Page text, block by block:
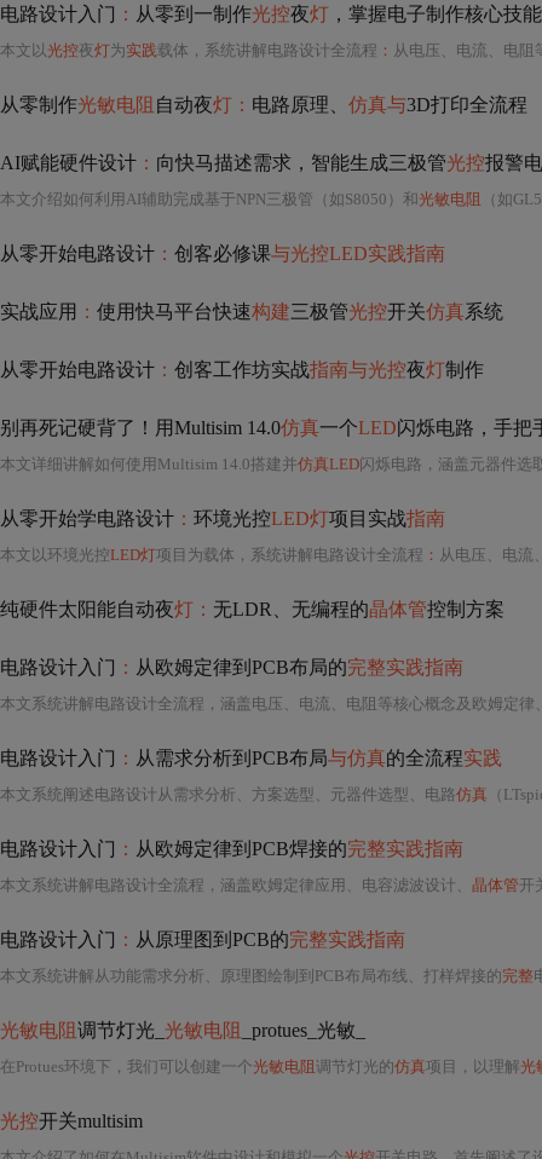
电路设计入门 ： 从零到一制作光控夜灯 ，掌握电子制作核心技能
本文以光控夜灯为实践载体，系统讲解电路设计全流程 ： 从电压、电流、电阻
从零制作光敏电阻 自动夜灯： 电路原理、 仿真与3D打印全流程
AI赋能硬件设计 ： 向快马描述需求，智能生成三极管光控报警
本文介绍如何利用AI辅助完成基于NPN三极管（如S8050）和光敏电阻 （如
从零开始电路设计 ： 创客必修课与光控LED实践指南
实战应用 ： 使用快马平台快速构建三极管光控开关仿真系统
从零开始电路设计 ： 创客工作坊实战指南与光控夜灯制作
别再死记硬背了！用Multisim 14.0仿真一个LED闪烁电路，手把
本文详细讲解如何使用Multisim 14.0搭建并仿真LED闪烁电路，涵盖元器件选
从零开始学电路设计 ： 环境光控LED灯项目实战指南
本文以环境光控LED灯项目为载体，系统讲解电路设计全流程 ： 从电压、电流
纯硬件太阳能自动夜灯： 无LDR、无编程的晶体管控制方案
电路设计入门 ： 从欧姆定律到PCB布局的完整实践指南
电路设计入门 ： 从需求分析到PCB布局与仿真的全流程实践
本文系统阐述电路设计从需求分析、方案选型、元器件选型、电路仿真 （LTspice）、原理
电路设计入门 ： 从欧姆定律到PCB焊接的完整实践指南
本文系统讲解电路设计全流程，涵盖欧姆定律应用、电容滤波设计、 晶体管开关计算
电路设计入门 ： 从原理图到PCB的完整实践指南
本文系统讲解从功能需求分析、原理图绘制到PCB布局布线、打样焊接的完整
光敏电阻 调节灯光_ 光敏电阻 _protues_光敏_
在Protues环境下，我们可以创建一个光敏电阻 调节灯光的仿真项目，以理解光
光控开关multisim